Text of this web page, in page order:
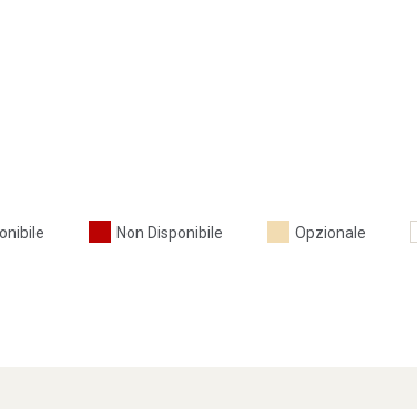
Non Disponibile Opzionale